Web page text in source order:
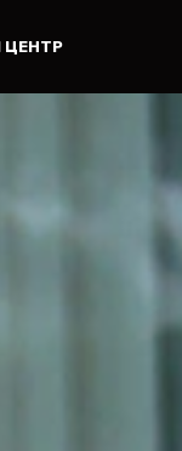
ЦЕНТР